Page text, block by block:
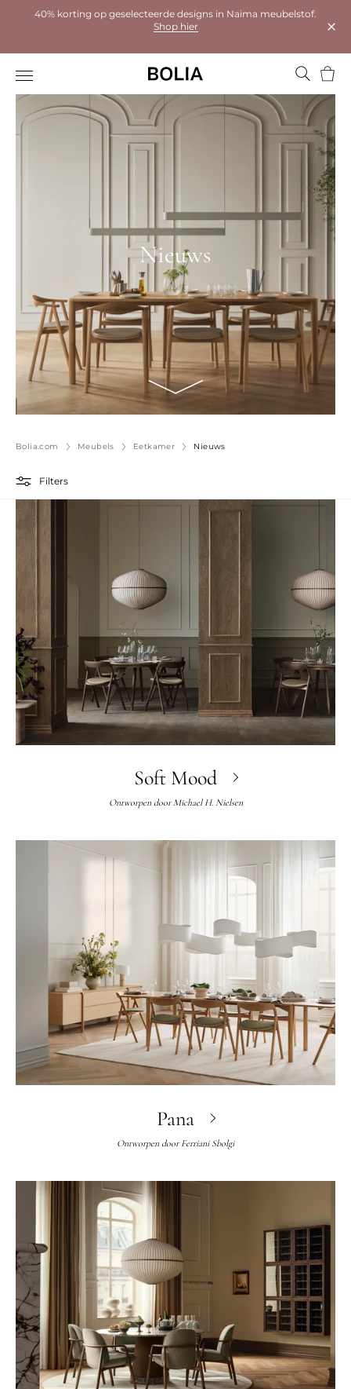
40% korting op geselecteerde designs in Naima meubelstof.
Shop hier
Nieuws
Bolia.com Meubels Eetkamer Nieuws
Filters
Soft Mood
Ontworpen door Michael H. Nielsen
Pana
Ontworpen door Ferriani Sbolgi